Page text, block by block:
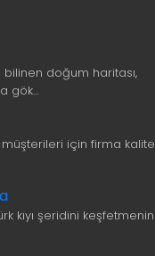
doğum haritası,
gök…
için firma kalite
kıyı şeridini keşfetmenin